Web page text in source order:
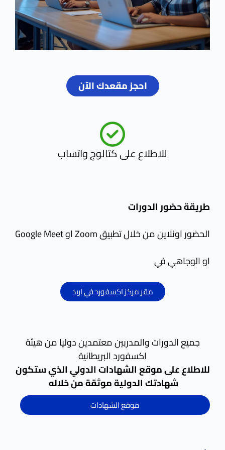
احجز مقعدك الآن
للاطلاع على كتالوج واتساب
طريقة حضور الدورات
الحضور اونلاين من خلال تطبيق Zoom او Google Meet
او الوجاهي في
مقر مركز اكسفورد في اربد
جميع الدورات والمدربين معتمدين دوليا من هيئة
اكسفورد البريطانية
للاطلاع على موقع الشهادات الدولي الذي ستكون
شهادتك الدولية موثقة من خلاله
موقع الشهادات